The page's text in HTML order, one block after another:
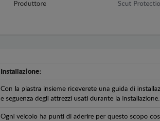
Produttore Scut
Installazione:
Con la piastra insieme riceverete una guida di
e seguenza degli attrezzi usati durante la installazione.
Ogni veicolo ha punti di aderire per questo scopo